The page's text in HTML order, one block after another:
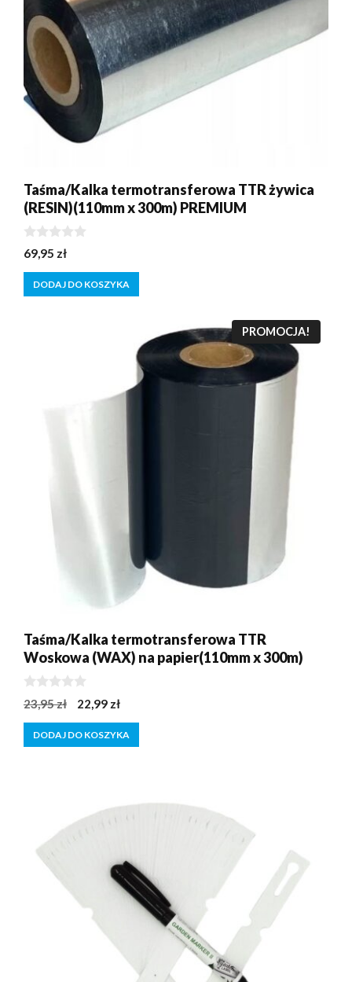
Taśma/Kalka termotransferowa TTR żywica
(RESIN)(110mm x 300m) PREMIUM
0
z
5
69,95 zł
DODAJ DO KOSZYKA
PROMOCJA!
Taśma/Kalka termotransferowa TTR
Woskowa (WAX) na papier(110mm x 300m)
0
z
5
23,95zł
Pierwotna
cena
wynosiła:
22,99 złAktualna
cena
wynosi:
DODAJ DO KOSZYKA